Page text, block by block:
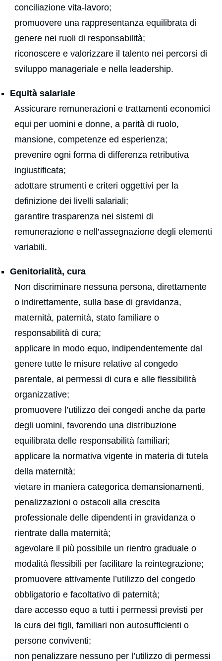
conciliazione vita-lavoro;
promuovere una rappresentanza equilibrata di
genere nei ruoli di responsabilità;
riconoscere e valorizzare il talento nei percorsi di
sviluppo manageriale e nella leadership.
Equità salariale
Assicurare remunerazioni e trattamenti economici
equi per uomini e donne, a parità di ruolo,
mansione, competenze ed esperienza;
prevenire ogni forma di differenza retributiva
ingiustificata;
adottare strumenti e criteri oggettivi per la
definizione dei livelli salariali;
garantire trasparenza nei sistemi di
remunerazione e nell’assegnazione degli elementi
variabili.
Genitorialità, cura
Non discriminare nessuna persona, direttamente
o indirettamente, sulla base di gravidanza,
maternità, paternità, stato familiare o
responsabilità di cura;
applicare in modo equo, indipendentemente dal
genere tutte le misure relative al congedo
parentale, ai permessi di cura e alle flessibilità
organizzative;
promuovere l’utilizzo dei congedi anche da parte
degli uomini, favorendo una distribuzione
equilibrata delle responsabilità familiari;
applicare la normativa vigente in materia di tutela
della maternità;
vietare in maniera categorica demansionamenti,
penalizzazioni o ostacoli alla crescita
professionale delle dipendenti in gravidanza o
rientrate dalla maternità;
agevolare il più possibile un rientro graduale o
modalità flessibili per facilitare la reintegrazione;
promuovere attivamente l’utilizzo del congedo
obbligatorio e facoltativo di paternità;
dare accesso equo a tutti i permessi previsti per
la cura dei figli, familiari non autosufficienti o
persone conviventi;
non penalizzare nessuno per l’utilizzo di permessi